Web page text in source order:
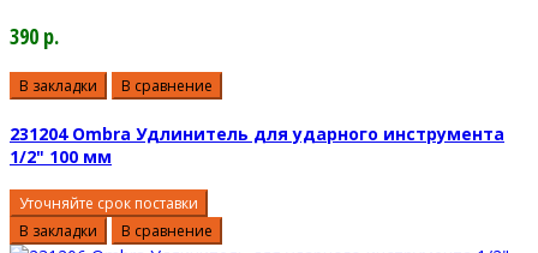
390 р.
В закладки В сравнение
231204 Ombra Удлинитель для ударного инструмента
1/2" 100 мм
Уточняйте срок поставки
В закладки
В сравнение